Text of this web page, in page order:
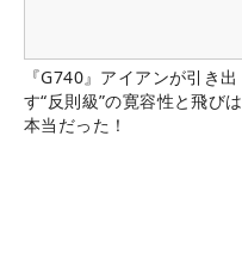
『G740』アイアンが引き出
す“反則級”の寛容性と飛びは
本当だった！